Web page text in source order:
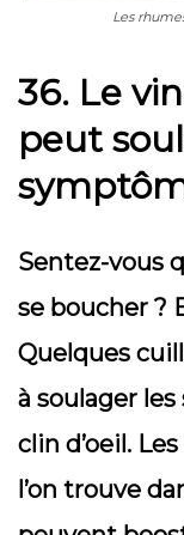
Les
36. Le
peut
Sentez-vous
se boucher ?
Quelques
à soulager
clin d’oeil.
l’on trouve